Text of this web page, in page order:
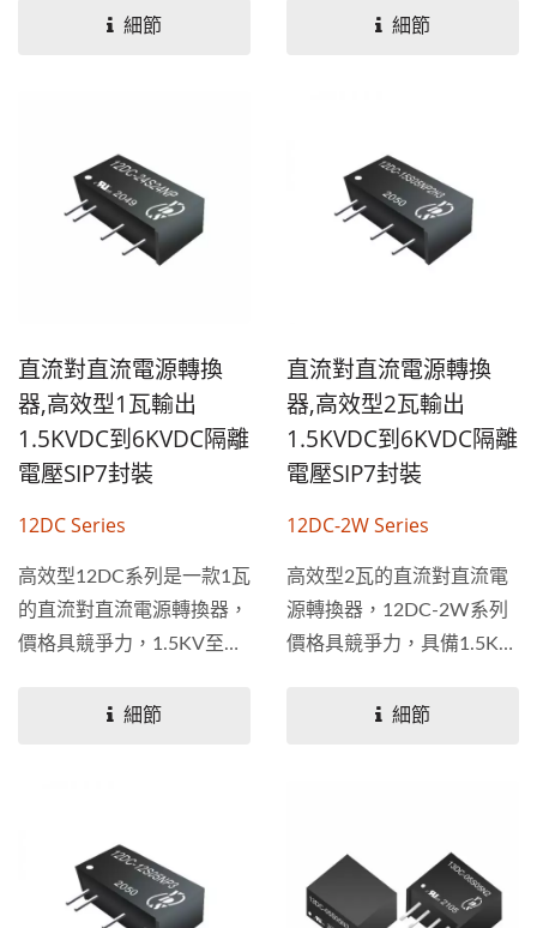
雙輸出規格，使用...
細節
輸出和雙輸出規格，使用...
細節
直流對直流電源轉換
器,高效型1瓦輸出
1.5KVDC到6KVDC隔離
電壓SIP7封裝
12DC Series
高效型12DC系列是一款1瓦
的直流對直流電源轉換器，
價格具競爭力，1.5KV至
雙輸出規格，使用...
細節
直流對直流電源轉換
器,高效型2瓦輸出
1.5KVDC到6KVDC隔離
電壓SIP7封裝
12DC-2W Series
高效型2瓦的直流對直流電
源轉換器，12DC-2W系列
價格具競爭力，具備1.5KV
和雙輸出規格，使用...
細節